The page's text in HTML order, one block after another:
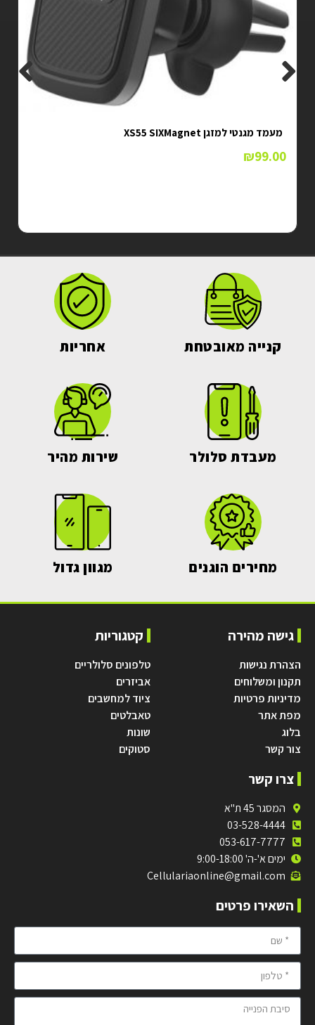
מעמד מגנטי למזגן XS55 SIXMagnet
₪99.00
קנייה מאובטחת אחריות
מעבדת סלולר שירות מהיר
מחירים הוגנים מגוון גדול
גישה מהירה
הצהרת נגישות
תקנון ומשלוחים
מדיניות פרטיות
מפת אתר
בלוג
צור קשר
קטגוריות
טלפונים סלולריים
אביזרים
ציוד למחשבים
טאבלטים
שונות
סטוקים
צרו קשר
המסגר 45 ת"א
03-528-4444
053-617-7777
ימים א'-ה' 9:00-18:00
Cellulariaonline@gmail.com
השאירו פרטים